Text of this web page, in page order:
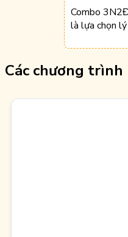
Combo
là lựa chọn
Các chương trình